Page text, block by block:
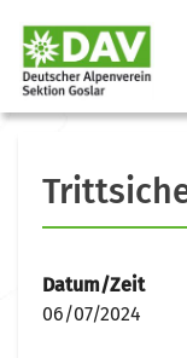
Datum/Zeit
06/07/2024